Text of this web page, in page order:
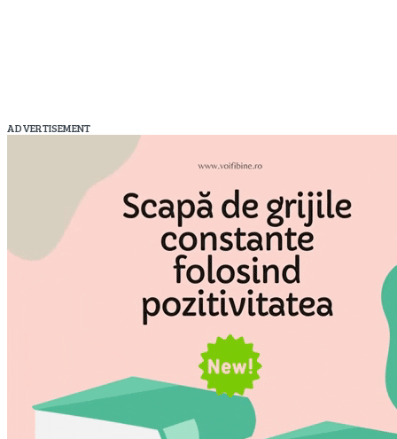
ADVERTISEMENT